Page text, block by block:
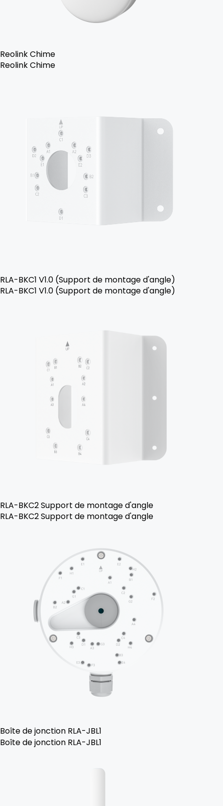
Reolink Chime
Reolink Chime
RLA-BKC1 V1.0 (Support de montage d'angle)
RLA-BKC1 V1.0 (Support de montage d'angle)
RLA-BKC2 Support de montage d'angle
RLA-BKC2 Support de montage d'angle
Boîte de jonction RLA-JBL1
Boîte de jonction RLA-JBL1